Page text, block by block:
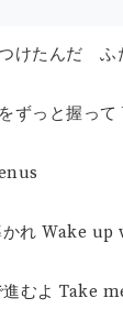
つけたんだ
ずっと握って
れ Wake up
むよ Take